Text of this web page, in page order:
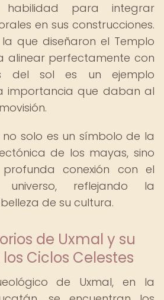
para integrar
en sus construcciones.
que diseñaron el Templo
alinear perfectamente con
del sol es un ejemplo
importancia que daban al
no solo es un símbolo de la
de los mayas, sino
conexión con el
reflejando la
de su cultura.
de Uxmal y su
Ciclos Celestes
de Uxmal, en la